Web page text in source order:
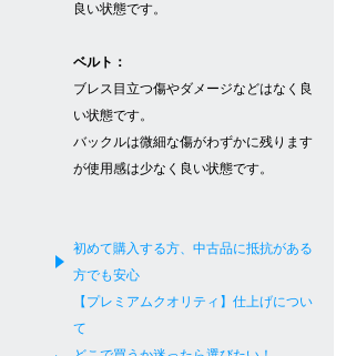
GINZA RASIN公式ブログ
SNS・動画
良い状態です。
ベルト：
ブレス目立つ傷やダメージなどはなく良
い状態です。
バックルは微細な傷がわずかに残ります
が使用感は少なく良い状態です。
初めて購入する方、中古品に抵抗がある
方でも安心
【プレミアムクオリティ】仕上げについ
て